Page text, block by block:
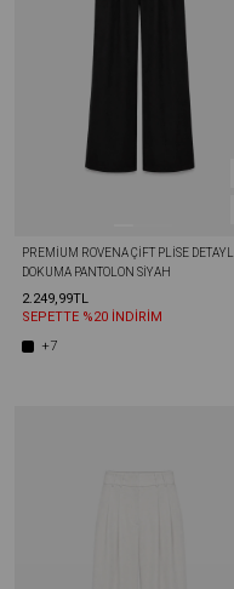
PREMIUM ROVENA ÇIFT PLISE DETAYLI
DOKUMA PANTOLON SIYAH
2.249,99TL
SEPETTE %20 İNDİRİM
+7